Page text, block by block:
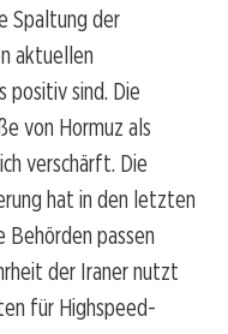
Spaltung der
aktuellen
positiv sind. Die
von Hormuz als
verschärft. Die
hat in den letzten
Behörden passen
der Iraner nutzt
für Highspeed-